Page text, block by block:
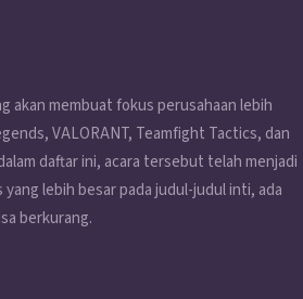
akan membuat fokus perusahaan lebih
VALORANT, Teamfight Tactics, dan
daftar ini, acara tersebut telah menjadi
lebih besar pada judul-judul inti, ada
berkurang.